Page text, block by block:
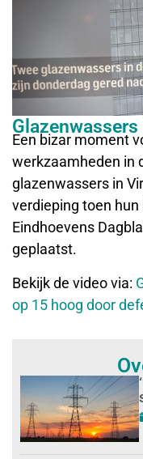
Een bizar moment
werkzaamheden in
glazenwassers in
verdieping toen
Eindhoevens
geplaatst.
Bekijk de video via:
op 15 hoog door